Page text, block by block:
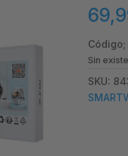
Sin
SKU: